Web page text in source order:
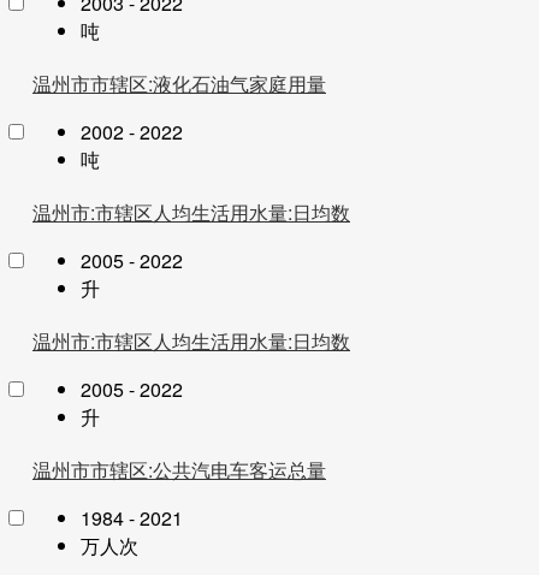
吨
温州市市辖区:液化石油气家庭用量
2002 - 2022
吨
温州市:市辖区人均生活用水量:日均数
2005 - 2022
升
温州市:市辖区人均生活用水量:日均数
2005 - 2022
升
温州市市辖区:公共汽电车客运总量
1984 - 2021
万人次